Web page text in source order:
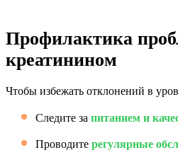
Профилактика
креатинином
Чтобы избежать отклонений в
Следите за питанием и
Проводите регулярные